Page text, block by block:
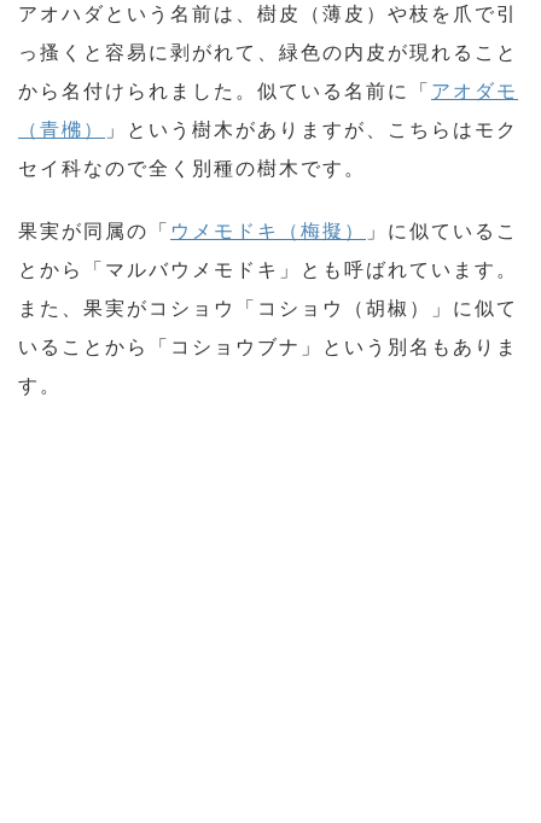
アオハダという名前は、樹皮（薄皮）や枝を爪で引
っ搔くと容易に剥がれて、緑色の内皮が現れること
から名付けられました。似ている名前に「 アオダモ
（青梻）
」という樹木がありますが、こちらはモク
セイ科なので全く別種の樹木です。
果実が同属の「 ウメモドキ（梅擬）
」に似ているこ
とから「マルバウメモドキ」とも呼ばれています。
また、果実がコショウ「コショウ（胡椒）」に似て
いることから「コショウブナ」という別名もありま
す。